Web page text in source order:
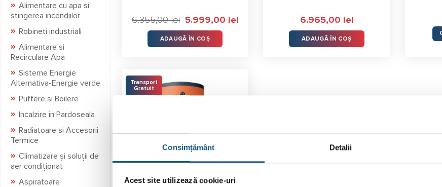
Consimțământ Detalii
Acest site utilizează cookie-uri
Alimentare cu apa si
stingerea incendiilor
Robineti industriali
Alimentare si
Recirculare Apa
Sisteme Energie
Alternativa-Energie verde
Puffere si Boilere
Incalzire in Pardoseala
Radiatoare si Accesorii
Termice
Climatizare și soluții de
aer condiționat
Aspiratoare
6.355,00lei
Prețul
a
fost:
6.355,00 lei.
5.999,00 leiPrețul
ADAUGĂ ÎN COȘ
6.965,00 lei
ADAUGĂ ÎN COȘ
Transport
Gratuit